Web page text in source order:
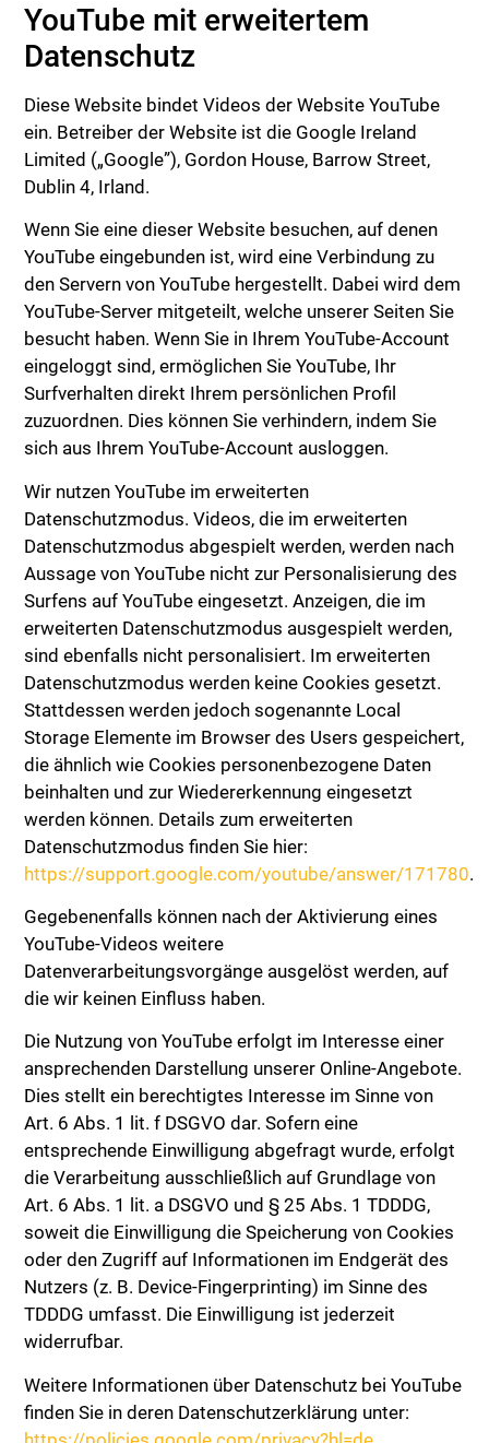
YouTube mit erweitertem
Datenschutz
Diese Website bindet Videos der Website YouTube
ein. Betreiber der Website ist die Google Ireland
Limited („Google”), Gordon House, Barrow Street,
Dublin 4, Irland.
Wenn Sie eine dieser Website besuchen, auf denen
YouTube eingebunden ist, wird eine Verbindung zu
den Servern von YouTube hergestellt. Dabei wird dem
YouTube-Server mitgeteilt, welche unserer Seiten Sie
besucht haben. Wenn Sie in Ihrem YouTube-Account
eingeloggt sind, ermöglichen Sie YouTube, Ihr
Surfverhalten direkt Ihrem persönlichen Profil
zuzuordnen. Dies können Sie verhindern, indem Sie
sich aus Ihrem YouTube-Account ausloggen.
Wir nutzen YouTube im erweiterten
Datenschutzmodus. Videos, die im erweiterten
Datenschutzmodus abgespielt werden, werden nach
Aussage von YouTube nicht zur Personalisierung des
Surfens auf YouTube eingesetzt. Anzeigen, die im
erweiterten Datenschutzmodus ausgespielt werden,
sind ebenfalls nicht personalisiert. Im erweiterten
Datenschutzmodus werden keine Cookies gesetzt.
Stattdessen werden jedoch sogenannte Local
Storage Elemente im Browser des Users gespeichert,
die ähnlich wie Cookies personenbezogene Daten
beinhalten und zur Wiedererkennung eingesetzt
werden können. Details zum erweiterten
Datenschutzmodus finden Sie hier:
https://support.google.com/youtube/answer/171780.
Gegebenenfalls können nach der Aktivierung eines
YouTube-Videos weitere
Datenverarbeitungsvorgänge ausgelöst werden, auf
die wir keinen Einfluss haben.
Die Nutzung von YouTube erfolgt im Interesse einer
ansprechenden Darstellung unserer Online-Angebote.
Dies stellt ein berechtigtes Interesse im Sinne von
Art. 6 Abs. 1 lit. f DSGVO dar. Sofern eine
entsprechende Einwilligung abgefragt wurde, erfolgt
die Verarbeitung ausschließlich auf Grundlage von
Art. 6 Abs. 1 lit. a DSGVO und § 25 Abs. 1 TDDDG,
soweit die Einwilligung die Speicherung von Cookies
oder den Zugriff auf Informationen im Endgerät des
Nutzers (z. B. Device-Fingerprinting) im Sinne des
TDDDG umfasst. Die Einwilligung ist jederzeit
widerrufbar.
Weitere Informationen über Datenschutz bei YouTube
finden Sie in deren Datenschutzerklärung unter: